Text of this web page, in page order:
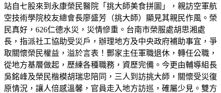
站自七股來到永康榮民醫院「挑大師美食拼圖」，親訪空軍航
空技術學院校友總會長廖盛芳（挑大師）顯見其親民作風。榮
民真好，626仁德水災，災情慘重。台南市榮服處胡思湘處
長，指派社工協助受災戶，辦理地方及中央政府補助事宜，爭
取關懷榮民權益，溢於言表！酆家主任軍職退休，轉任公職，
從地方基層做起，歷練各種職務，資歷完備。今更由輔導組長
吳銘峰及榮民楷模胡瑞忠陪同，三人到訪挑大師，關懷受災復
原情況，讓人倍感溫馨，官員走入地方訪巡，確屬少見。雙方